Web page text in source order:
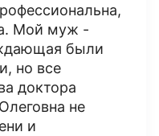
Мой муж -
были
но все
доктора
не
и